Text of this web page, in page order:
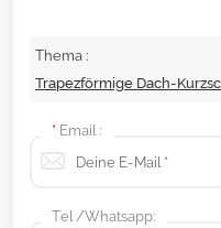
Thema :
Trapezförmige Dach-
* Email :
Tel /Whatsapp: